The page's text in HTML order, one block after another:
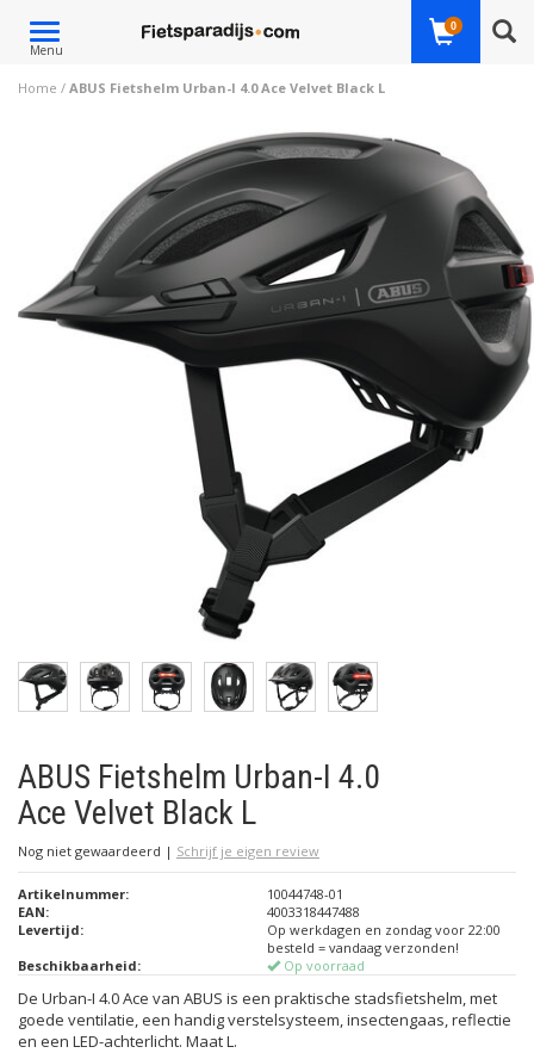
Toggle
navigation
Menu
0
Home / ABUS Fietshelm Urban-I 4.0 Ace Velvet Black L
ABUS Fietshelm Urban-I 4.0
Ace Velvet Black L
Nog niet gewaardeerd | Schrijf je eigen review
Artikelnummer:
10044748-01
EAN:
4003318447488
Levertijd:
Op werkdagen en zondag voor 22:00
besteld = vandaag verzonden!
Beschikbaarheid:
Op voorraad
De Urban-I 4.0 Ace van ABUS is een praktische stadsfietshelm, met
goede ventilatie, een handig verstelsysteem, insectengaas, reflectie
en een LED-achterlicht. Maat L.